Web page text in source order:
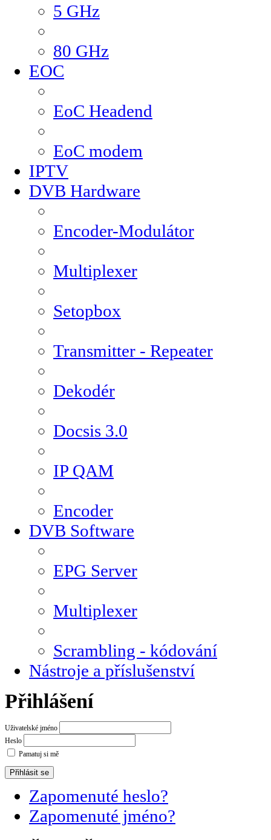
5 GHz
80 GHz
EOC
EoC Headend
EoC modem
IPTV
DVB Hardware
Encoder-Modulátor
Multiplexer
Setopbox
Transmitter - Repeater
Dekodér
Docsis 3.0
IP QAM
Encoder
DVB Software
EPG Server
Multiplexer
Scrambling - kódování
Nástroje a příslušenství
Přihlášení
Uživatelské jméno
Heslo
Pamatuj si mě
Zapomenuté heslo?
Zapomenuté jméno?